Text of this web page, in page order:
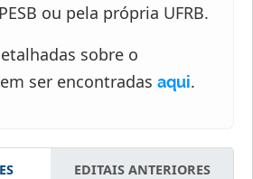
ou pela própria UFRB.
sobre o
ser encontradas aqui.
EDITAIS ANTERIORES